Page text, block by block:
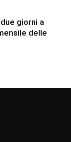
giorni a
delle